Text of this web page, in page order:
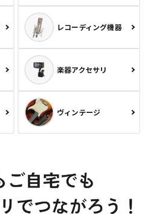
レコーディング機器
楽器アクセサリ
ヴィンテージ